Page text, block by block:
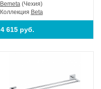
Bemeta(Чехия)
Коллекция Beta
4 615 руб.